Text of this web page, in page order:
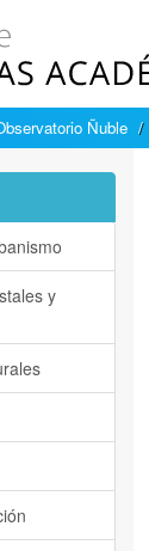
Ñuble
y